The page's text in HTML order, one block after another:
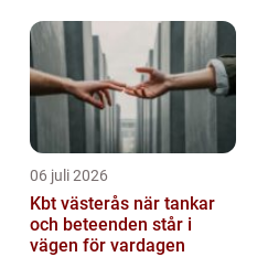
06 juli 2026
Kbt västerås när tankar
och beteenden står i
vägen för vardagen